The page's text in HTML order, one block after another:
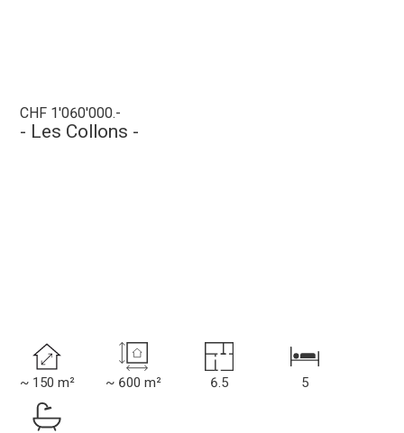
CHF 1'060'000.-
- Les Collons -
~ 150 m² ~ 600 m² 6.5 5